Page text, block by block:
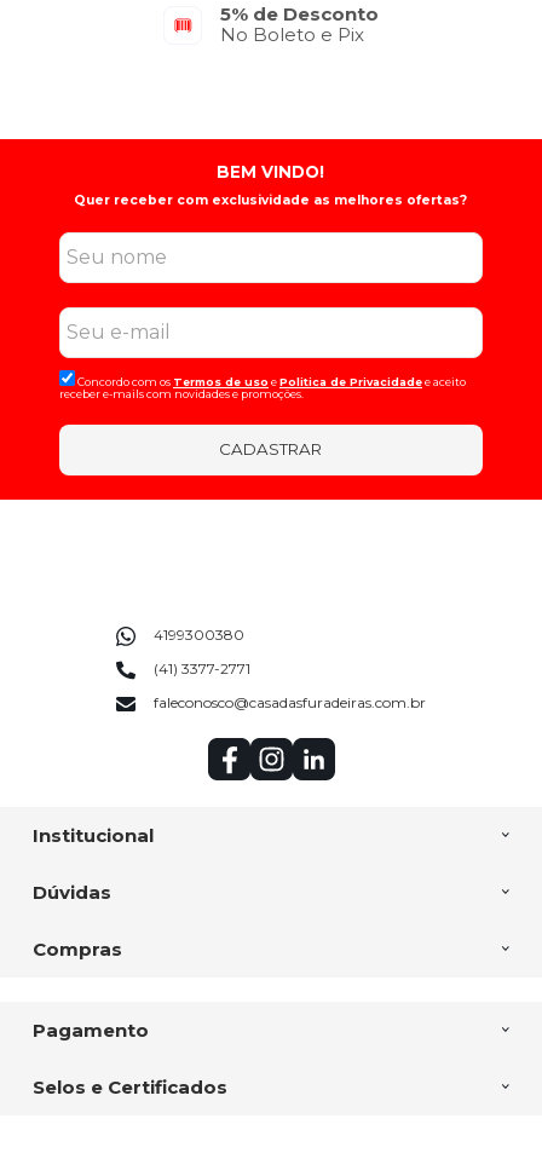
5% de Desconto
No Boleto e Pix
BEM VINDO!
Quer receber com exclusividade as melhores ofertas?
Concordo com os Termos de uso ePolitica de Privacidadee aceito
receber e-mails com novidades e promoções.
CADASTRAR
Institucional
Dúvidas
Compras
4199300380
(41) 3377-2771
faleconosco@casadasfuradeiras.com.br
Pagamento
Selos e Certificados